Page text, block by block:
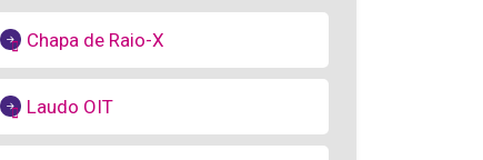
Chapa de Raio-X
Laudo OIT